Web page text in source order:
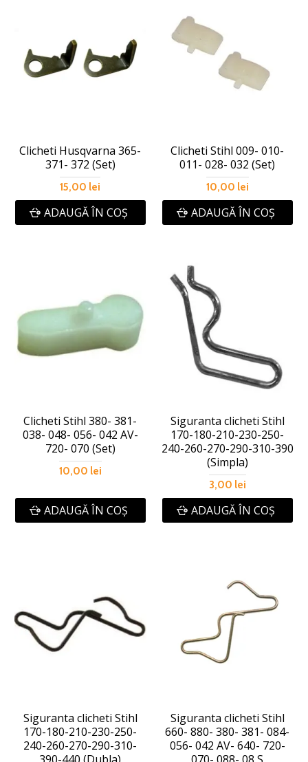
Clicheti Husqvarna 365-
371- 372 (Set)
15,00 lei
ADAUGĂ ÎN COŞ
Clicheti Stihl 009- 010-
011- 028- 032 (Set)
10,00 lei
ADAUGĂ ÎN COŞ
Clicheti Stihl 380- 381-
038- 048- 056- 042 AV-
720- 070 (Set)
10,00 lei
ADAUGĂ ÎN COŞ
Siguranta clicheti Stihl
170-180-210-230-250-
240-260-270-290-310-390
(Simpla)
3,00 lei
ADAUGĂ ÎN COŞ
Siguranta clicheti Stihl
170-180-210-230-250-
240-260-270-290-310-
Siguranta clicheti Stihl
660- 880- 380- 381- 084-
056- 042 AV- 640- 720-